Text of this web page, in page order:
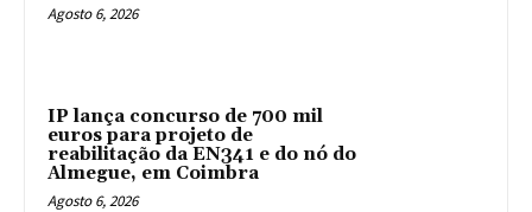
Agosto 6, 2026
IP lança concurso de 700 mil
euros para projeto de
reabilitação da EN341 e do nó do
Almegue, em Coimbra
Agosto 6, 2026